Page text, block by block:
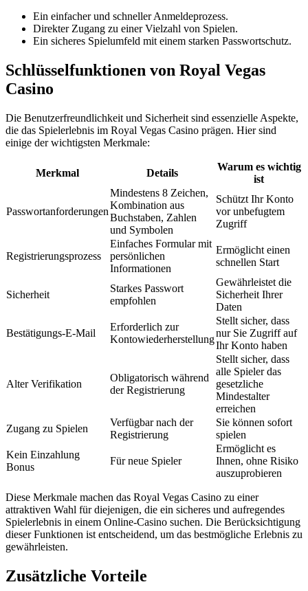
Ein einfacher und schneller Anmeldeprozess.
Direkter Zugang zu einer Vielzahl von Spielen.
Ein sicheres Spielumfeld mit einem starken Passwortschutz.
Schlüsselfunktionen von Royal Vegas
Casino
Die Benutzerfreundlichkeit und Sicherheit sind essenzielle Aspekte,
die das Spielerlebnis im Royal Vegas Casino prägen. Hier sind
einige der wichtigsten Merkmale:
Merkmal Details
Warum es wichtig
ist
Passwortanforderungen
Mindestens 8 Zeichen,
Kombination aus
Buchstaben, Zahlen
und Symbolen
Schützt Ihr Konto
vor unbefugtem
Zugriff
Registrierungsprozess
Einfaches Formular mit
persönlichen
Informationen
Ermöglicht einen
schnellen Start
Sicherheit
Starkes Passwort
empfohlen
Gewährleistet die
Sicherheit Ihrer
Daten
Bestätigungs-E-Mail
Erforderlich zur
Kontowiederherstellung
Stellt sicher, dass
nur Sie Zugriff auf
Ihr Konto haben
Alter Verifikation
Obligatorisch während
der Registrierung
Stellt sicher, dass
alle Spieler das
gesetzliche
Mindestalter
erreichen
Zugang zu Spielen
Verfügbar nach der
Registrierung
Sie können sofort
spielen
Kein Einzahlung
Bonus
Für neue Spieler
Ermöglicht es
Ihnen, ohne Risiko
auszuprobieren
Diese Merkmale machen das Royal Vegas Casino zu einer
attraktiven Wahl für diejenigen, die ein sicheres und aufregendes
Spielerlebnis in einem Online-Casino suchen. Die Berücksichtigung
dieser Funktionen ist entscheidend, um das bestmögliche Erlebnis zu
gewährleisten.
Zusätzliche Vorteile